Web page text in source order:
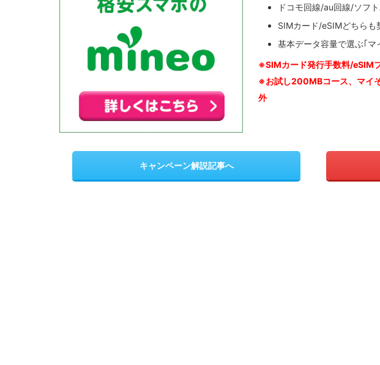
ドコモ回線/au回線/ソフ
SIMカード/eSIMどちらも
基本データ容量で選ぶ｢マ
※SIMカード発行手数料/eSIM
※お試し200MBコース、マイ
外
キャンペーン解説記事へ